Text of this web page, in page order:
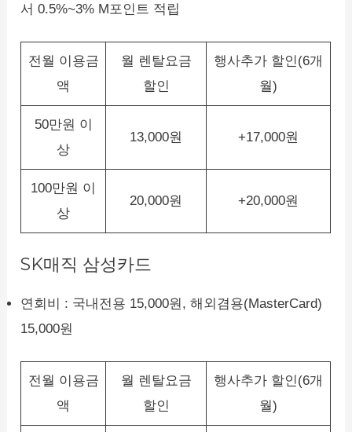
서 0.5%~3% M포인트 적립
전월 이용금
액
월 렌탈요금
할인
행사추가 할인(6개
월)
50만원 이
상
13,000원 +17,000원
100만원 이
상
20,000원 +20,000원
SK매직 삼성카드
연회비 : 국내전용 15,000원, 해외겸용(MasterCard)
15,000원
전월 이용금
액
월 렌탈요금
할인
행사추가 할인(6개
월)